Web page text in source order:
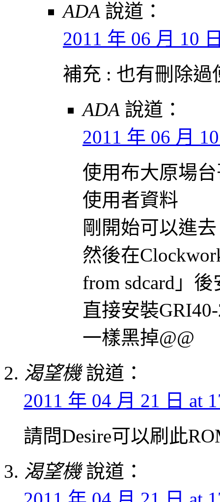
ADA 說道：
2011 年 06 月 10
補充 : 也有刪除過
ADA 說道：
2011 年 06 月
使用布大原場
使用者資料
剛開始可以進
然後在
from sdcard」
直接安裝
一樣黑掉@@
渴望機 說道：
2011 年 04 月 21 日 at
請問Desire可以刷此
渴望機 說道：